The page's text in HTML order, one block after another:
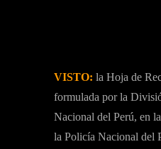
VISTO: la Hoja de
formulada por la
Nacional del Perú, en
la Policía Nacional del